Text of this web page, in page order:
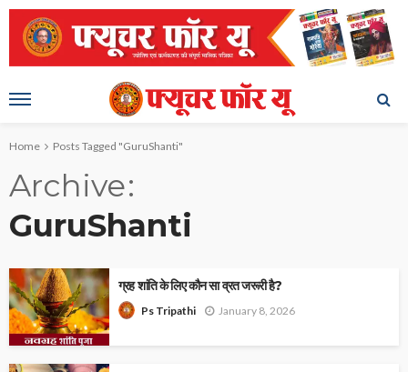
Home Posts Tagged "GuruShanti"
Archive
GuruShanti
ग्रह शांति के लिए कौन सा व्रत जरूरी है?
Ps Tripathi January 8, 2026